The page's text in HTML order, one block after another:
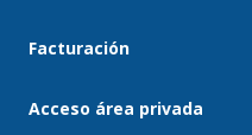
Facturación
Acceso área privada